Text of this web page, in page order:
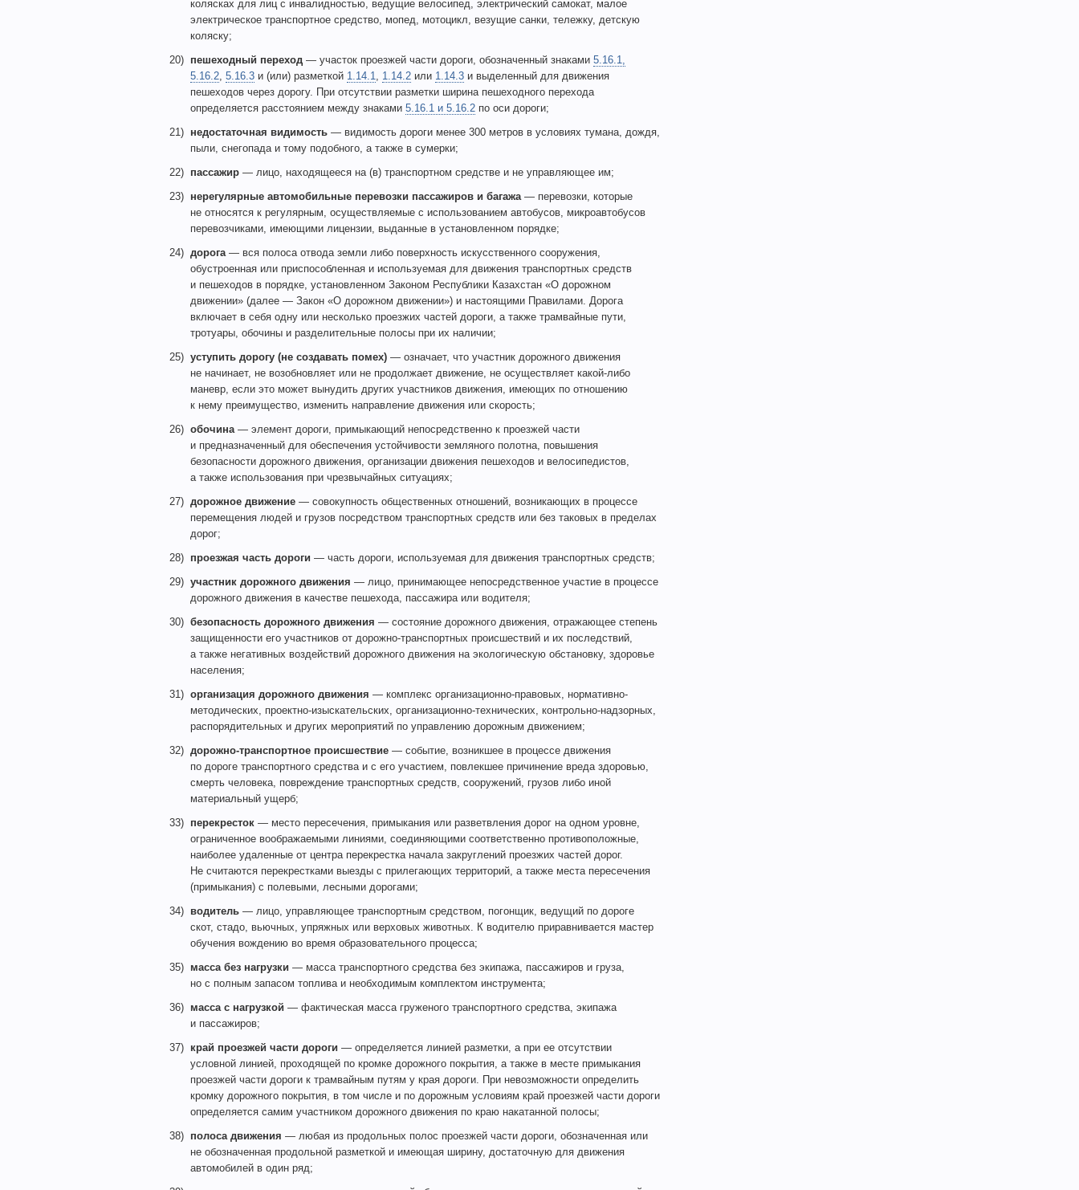
колясках для лиц с инвалидностью, ведущие велосипед, электрический самокат, малое
электрическое транспортное средство, мопед, мотоцикл, везущие санки, тележку, детскую
коляску;
20) пешеходный переход — участок проезжей части дороги, обозначенный знаками 5.16.1,
5.16.2, 5.16.3 и (или) разметкой 1.14.1, 1.14.2 или 1.14.3 и выделенный для движения
пешеходов через дорогу. При отсутствии разметки ширина пешеходного перехода
определяется расстоянием между знаками 5.16.1 и 5.16.2 по оси дороги;
21) недостаточная видимость — видимость дороги менее 300 метров в условиях тумана, дождя,
пыли, снегопада и тому подобного, а также в сумерки;
22) пассажир — лицо, находящееся на (в) транспортном средстве и не управляющее им;
23) нерегулярные автомобильные перевозки пассажиров и багажа— перевозки, которые
не относятся к регулярным, осуществляемые с использованием автобусов, микроавтобусов
перевозчиками, имеющими лицензии, выданные в установленном порядке;
24) дорога— вся полоса отвода земли либо поверхность искусственного сооружения,
обустроенная или приспособленная и используемая для движения транспортных средств
и пешеходов в порядке, установленном Законом Республики Казахстан «О дорожном
движении» (далее — Закон «О дорожном движении») и настоящими Правилами. Дорога
включает в себя одну или несколько проезжих частей дороги, а также трамвайные пути,
тротуары, обочины и разделительные полосы при их наличии;
25) уступить дорогу (не создавать помех) — означает, что участник дорожного движения
не начинает, не возобновляет или не продолжает движение, не осуществляет какой-либо
маневр, если это может вынудить других участников движения, имеющих по отношению
к нему преимущество, изменить направление движения или скорость;
26) обочина— элемент дороги, примыкающий непосредственно к проезжей части
и предназначенный для обеспечения устойчивости земляного полотна, повышения
безопасности дорожного движения, организации движения пешеходов и велосипедистов,
а также использования при чрезвычайных ситуациях;
27) дорожное движение — совокупность общественных отношений, возникающих в процессе
перемещения людей и грузов посредством транспортных средств или без таковых в пределах
дорог;
28) проезжая часть дороги — часть дороги, используемая для движения транспортных средств;
29) участник дорожного движения — лицо, принимающее непосредственное участие в процессе
дорожного движения в качестве пешехода, пассажира или водителя;
30) безопасность дорожного движения — состояние дорожного движения, отражающее степень
защищенности его участников от дорожно-транспортных происшествий и их последствий,
а также негативных воздействий дорожного движения на экологическую обстановку, здоровье
населения;
31) организация дорожного движения — комплекс организационно-правовых, нормативно-
методических, проектно-изыскательских, организационно-технических, контрольно-надзорных,
распорядительных и других мероприятий по управлению дорожным движением;
32) дорожно-транспортное происшествие — событие, возникшее в процессе движения
по дороге транспортного средства и с его участием, повлекшее причинение вреда здоровью,
смерть человека, повреждение транспортных средств, сооружений, грузов либо иной
материальный ущерб;
33) перекресток — место пересечения, примыкания или разветвления дорог на одном уровне,
ограниченное воображаемыми линиями, соединяющими соответственно противоположные,
наиболее удаленные от центра перекрестка начала закруглений проезжих частей дорог.
Не считаются перекрестками выезды с прилегающих территорий, а также места пересечения
(примыкания) с полевыми, лесными дорогами;
34) водитель — лицо, управляющее транспортным средством, погонщик, ведущий по дороге
скот, стадо, вьючных, упряжных или верховых животных. К водителю приравнивается мастер
обучения вождению во время образовательного процесса;
35) масса без нагрузки — масса транспортного средства без экипажа, пассажиров и груза,
но с полным запасом топлива и необходимым комплектом инструмента;
36) масса с нагрузкой — фактическая масса груженого транспортного средства, экипажа
и пассажиров;
37) край проезжей части дороги — определяется линией разметки, а при ее отсутствии
условной линией, проходящей по кромке дорожного покрытия, а также в месте примыкания
проезжей части дороги к трамвайным путям у края дороги. При невозможности определить
кромку дорожного покрытия, в том числе и по дорожным условиям край проезжей части дороги
определяется самим участником дорожного движения по краю накатанной полосы;
38) полоса движения — любая из продольных полос проезжей части дороги, обозначенная или
не обозначенная продольной разметкой и имеющая ширину, достаточную для движения
автомобилей в один ряд;